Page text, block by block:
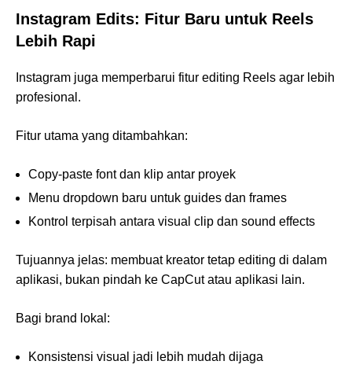
Instagram Edits: Fitur Baru untuk Reels
Lebih Rapi
Instagram juga memperbarui fitur editing Reels agar lebih
profesional.
Fitur utama yang ditambahkan:
Copy-paste font dan klip antar proyek
Menu dropdown baru untuk guides dan frames
Kontrol terpisah antara visual clip dan sound effects
Tujuannya jelas: membuat kreator tetap editing di dalam
aplikasi, bukan pindah ke CapCut atau aplikasi lain.
Bagi brand lokal:
Konsistensi visual jadi lebih mudah dijaga